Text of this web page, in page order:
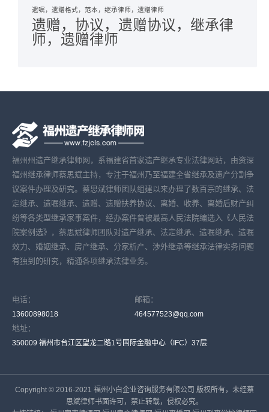
遗嘱，遗赠格式，范本，继承律师，遗赠律师
遗赠，协议，遗赠协议，继承律
师，遗赠律师
福州州遗产继承律师网，系福建省首家遗产继承专业法律网站，由资深
福州继承律师蔡思斌主持，专注于福州乃至福建全省继承及遗产分割争
议案件办理及研究。蔡思斌律师团队组建以来办理了数百宗的继承、法
定继承、遗嘱继承、遗赠、遗赠扶养协议、离婚、收养、离婚后财产纠
纷等各类型继承家事案件，经办案件曾被最高人民法院编选入《人民法
院案例选》，蔡思斌律师团队对遗产继承、法定继承、遗嘱继承、遗嘱
效力、婚姻继承、房产继承、分家析产、涉外继承等继承法律实务问题
有独到的研究，精通各项继承法律业务。
电话：
13600898018
邮箱：
464577523@qq.com
地址：
350009 福州市台江区望龙二路1号国际金融中心（IFC）37层
Copyright © 2016-2021 福州小白企业咨询服务有限公司 版权所有，未经蔡
思斌律师书面许可，禁止转载，侵权必究。